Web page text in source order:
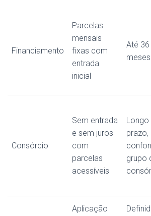
Financiamento
Parcelas
mensais
fixas com
entrada
inicial
Até 36
meses
Consórcio
Sem entrada
e sem juros
com
parcelas
acessíveis
Longo
prazo,
grupo
Aplicação